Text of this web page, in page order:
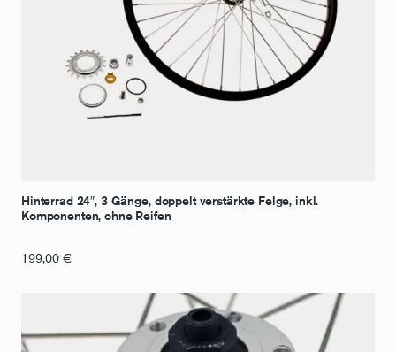
Hinterrad 24″, 3 Gänge, doppelt verstärkte Felge, inkl.
Komponenten, ohne Reifen
199,00 €